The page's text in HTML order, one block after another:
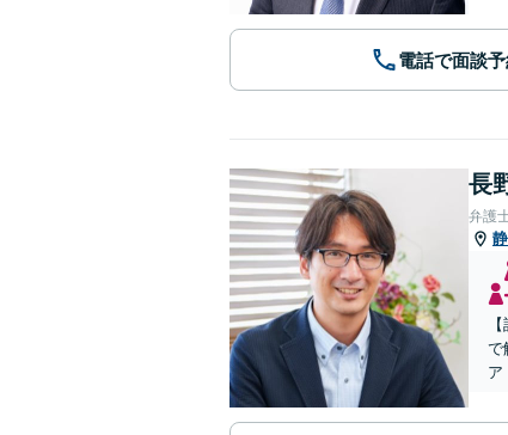
電話で面談
長
弁護
で
ア